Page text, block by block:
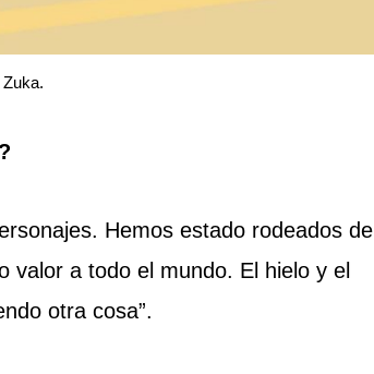
Hemos estado rodeados de
valor a todo el mundo. El hielo y el
otra cosa”.